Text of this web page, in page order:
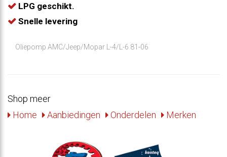
LPG geschikt.
Snelle levering
Oliepomp AMC/Jeep/Mopar L-4/L-6 81-06
Shop meer
Home
Aanbiedingen Onderdelen Merken